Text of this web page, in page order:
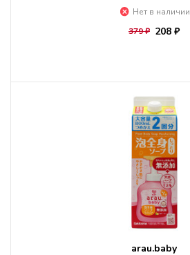
Нет в наличии
379 ₽ 208 ₽
arau.baby